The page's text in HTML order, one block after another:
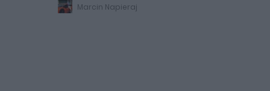
Marcin Napieraj